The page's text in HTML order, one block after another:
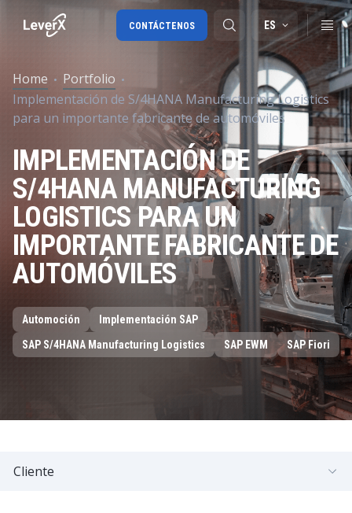
Migración a SAP S/4HANA
SAP Ariba
Cadena de Suministro Digital
ES
CONTÁCTENOS
Home
Portfolio
Implementación de S/4HANA Manufacturing Logistics
para un importante fabricante de automóviles
IMPLEMENTACIÓN DE
S/4HANA MANUFACTURING
LOGISTICS PARA UN
IMPORTANTE FABRICANTE DE
AUTOMÓVILES
Automoción
Implementación SAP
SAP S/4HANA Manufacturing Logistics
SAP EWM SAP Fiori
Cliente